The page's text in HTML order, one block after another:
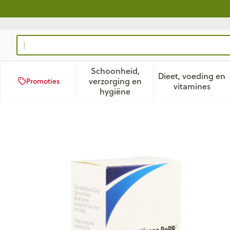
Product, merk, categorie...
Promoties
Schoonheid,
verzorging en
hygiëneToon submenu voor
Dieet, voeding en
vitamines
Toon
Hydrocortisone Bepb